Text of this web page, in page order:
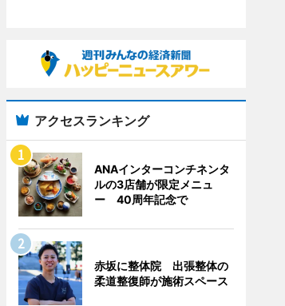
アクセスランキング
ANAインターコンチネンタ
ルの3店舗が限定メニュ
ー 40周年記念で
赤坂に整体院 出張整体の
柔道整復師が施術スペース